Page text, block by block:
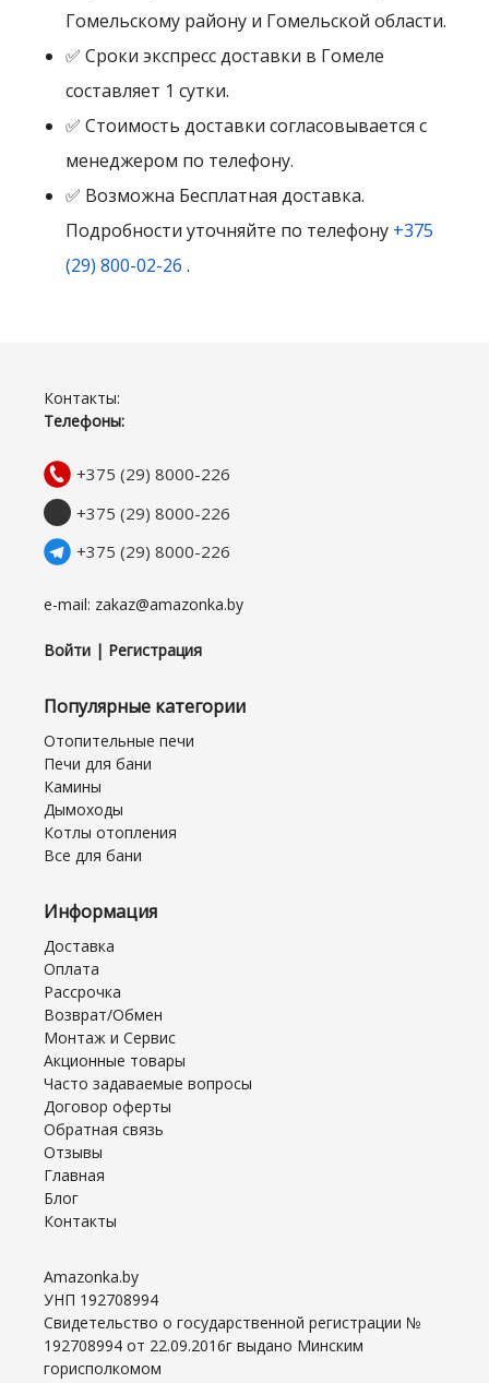
Гомельскому району и Гомельской области.
✅ Сроки экспресс доставки в Гомеле
составляет 1 сутки.
✅ Стоимость доставки согласовывается с
менеджером по телефону.
✅ Возможна Бесплатная доставка.
Подробности уточняйте по телефону +375
(29) 800-02-26 .
Контакты:
Телефоны:
+375 (29) 8000-226
+375 (29) 8000-226
+375 (29) 8000-226
e-mail: zakaz@amazonka.by
Войти | Регистрация
Популярные категории
Отопительные печи
Печи для бани
Камины
Дымоходы
Котлы отопления
Все для бани
Информация
Доставка
Оплата
Рассрочка
Возврат/Обмен
Монтаж и Сервис
Акционные товары
Часто задаваемые вопросы
Договор оферты
Обратная связь
Отзывы
Главная
Блог
Контакты
Amazonka.by
УНП 192708994
Свидетельство о государственной регистрации №
192708994 от 22.09.2016г выдано Минским
горисполкомом